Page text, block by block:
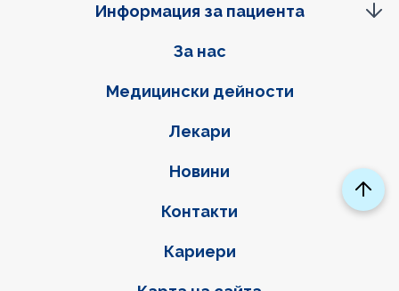
Фуутер навигация
За нас
Медицински дейности
Лекари
Новини
Контакти
Кариери
Информация за пациента